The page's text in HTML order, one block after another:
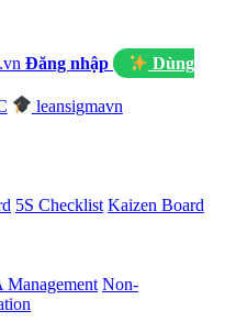
Đăng nhập
Dùng
leansigmavn
5S Checklist Kaizen Board
Management Non-